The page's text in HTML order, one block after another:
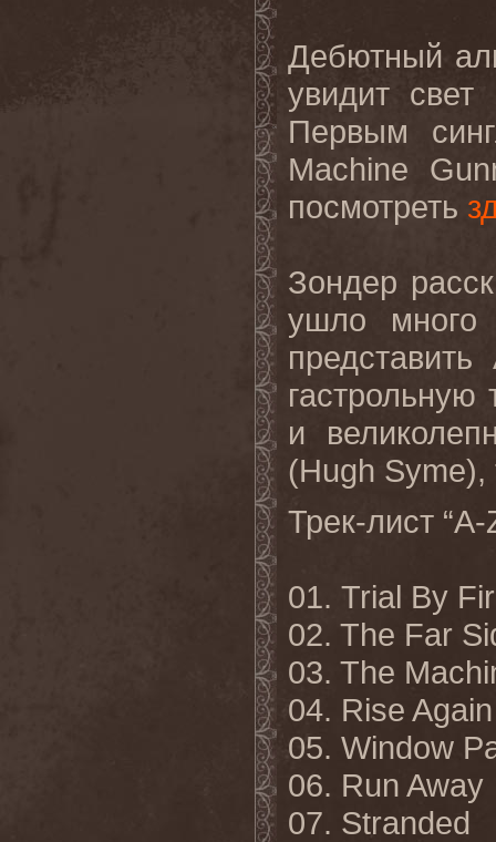
Дебютный
увидит
Первым
Machine
посмотреть
Зондер
ушло
представить
и
(Hugh Syme),
Трек-лист “A-
01. Trial By
02. The Far
03. The
04. Rise Again
05. Window
06. Run Away
07. Stranded